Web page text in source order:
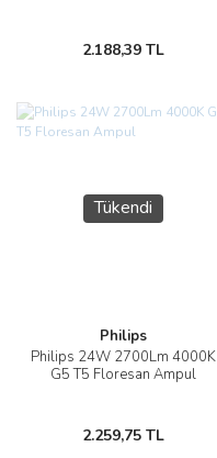
2.188,39 TL
Tükendi
Philips
Philips 24W 2700Lm 4000K
G5 T5 Floresan Ampul
2.259,75 TL